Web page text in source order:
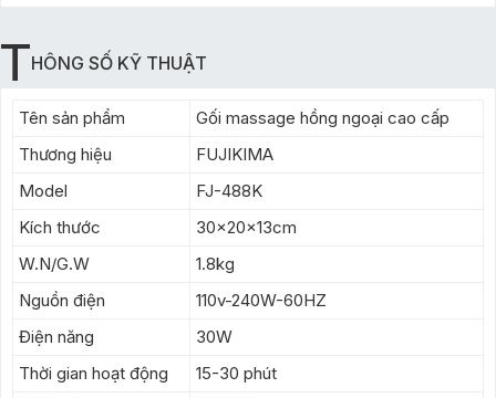
THÔNG SỐ KỸ THUẬT
Tên sản phẩm
Gối massage hồng ngoại cao cấp
Thương hiệu
FUJIKIMA
Model
FJ-488K
Kích thước
30x20x13cm
W.N/G.W
1.8kg
Nguồn điện
110v-240W-60HZ
Điện năng
30W
Thời gian hoạt động
15-30 phút